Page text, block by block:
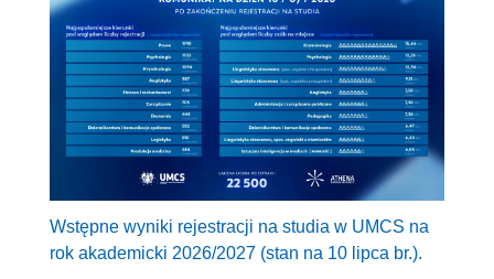
Wstępne wyniki rejestracji na studia w UMCS na
rok akademicki 2026/2027 (stan na 10 lipca br.).